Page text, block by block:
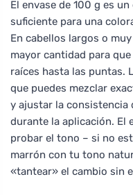
El envase de 100 g es
suficiente para una
En cabellos largos o
mayor cantidad para
raíces hasta las puntas.
que puedes mezclar
y ajustar la consistencia
durante la aplicación. El
probar el tono – si no
marrón con tu tono
«tantear» el cambio sin